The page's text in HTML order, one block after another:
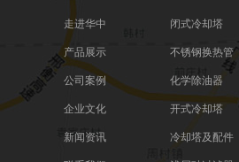
走进华中
产品展示
公司案例
企业文化
新闻资讯
闭式冷却塔
不锈钢换热管
化学除油器
开式冷却塔
冷却塔及配件